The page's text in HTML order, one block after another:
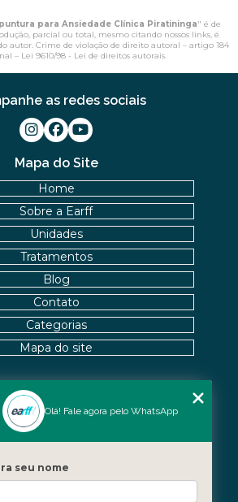
para Ansiedade Clínica Piratininga" é de
parcial ou total, mesmo citando nossos links, é
autor. Crime de violação de direito autoral – artigo 184
– Lei 9610/98 - Lei de direitos autorais.
Nossas Unidades
Barra - Rio de Janeiro
Mapa do Site
Home
Sobre a Earff
Unidades
Tratamentos
Blog
Contato
Categorias
Mapa do site
as redes sociais
Olá! Fale agora pelo WhatsApp
seu nome